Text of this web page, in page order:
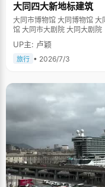
大同四大新地标建筑
大同市博物馆 大同博物馆 大同市美术馆 大同美术馆 大同市图书馆 大同图书
馆 大同市大剧院 大同大剧院
UP主: 卢颖
旅行 • 2026/7/3